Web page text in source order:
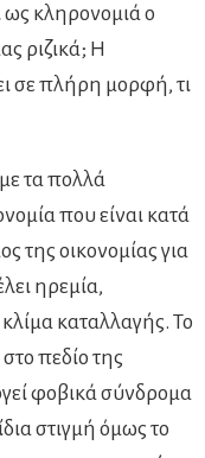
κληρονομιά ο
ριζικά; Η
σε πλήρη μορφή, τι
τα πολλά
που είναι κατά
της οικονομίας για
ηρεμία,
καταλλαγής. Το
πεδίο της
φοβικά σύνδρομα
στιγμή όμως το